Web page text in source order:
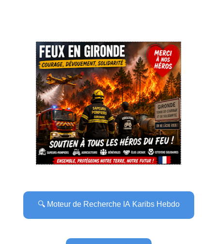
🔍 Moteur de Recherche IA Karibs Hebdo